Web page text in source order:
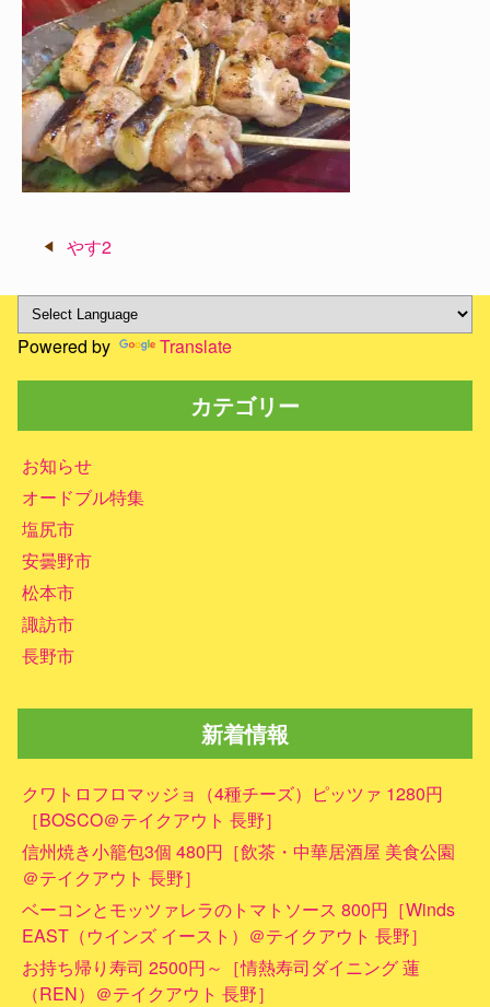
ナ
ビ
ゲ
ー
ョ
ン
やす2
Powered by Translate
カテゴリー
お知らせ
オードブル特集
塩尻市
安曇野市
松本市
諏訪市
長野市
新着情報
クワトロフロマッジョ（4種チーズ）ピッツァ 1280円
［BOSCO＠テイクアウト 長野］
信州焼き小籠包3個 480円［飲茶・中華居酒屋 美食公園
＠テイクアウト 長野］
ベーコンとモッツァレラのトマトソース 800円［Winds
EAST（ウインズ イースト）＠テイクアウト 長野］
お持ち帰り寿司 2500円～［情熱寿司ダイニング 蓮
（REN）＠テイクアウト 長野］